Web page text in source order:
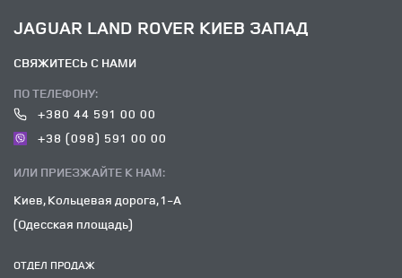
JAGUAR LAND ROVER КИЕВ ЗАПАД
СВЯЖИТЕСЬ С НАМИ
ПО ТЕЛЕФОНУ:
+380 44 591 00 00
+38 (098) 591 00 00
ИЛИ ПРИЕЗЖАЙТЕ К НАМ:
Киев, Кольцевая дорога, 1-А
(Одесская площадь)
ОТДЕЛ ПРОДАЖ